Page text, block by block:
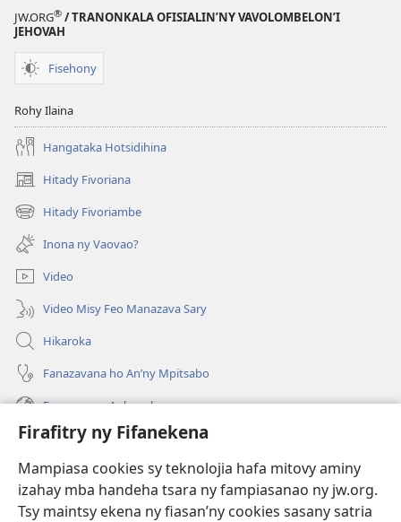
Firafitry ny Fifanekena
Mampiasa cookies sy teknolojia hafa mitovy aminy
izahay mba handeha tsara ny fampiasanao ny jw.org.
Tsy maintsy ekena ny fiasan’ny cookies sasany satria
JW.ORG® / TRANONKALA OFISIALIN’NY VAVOLOMBELON’I
JEHOVAH
Fisehony
Rohy Ilaina
Hangataka Hotsidihina
Hitady Fivoriana
(manokatra
rohy) Hitady Fivoriambe
(manokatra
rohy) Inona ny Vaovao?
Video
Video Misy Feo Manazava Sary
Hikaroka
Fanazavana ho An’ny Mpitsabo
Fanazavana Ankapobeny
Fanampiana
Fanomezana
(manokatra
rohy)